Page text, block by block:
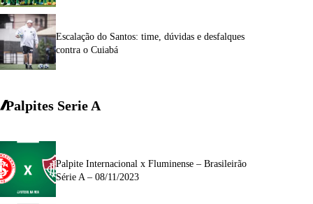
Escalação do Santos: time, dúvidas e desfalques
contra o Cuiabá
Palpites Serie A
Palpite Internacional x Fluminense – Brasileirão
Série A – 08/11/2023